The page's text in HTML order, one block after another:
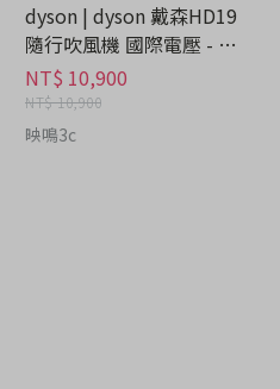
dyson | dyson 戴森HD19
隨行吹風機 國際電壓 - 家
電分期
NT$ 10,900
NT$ 10,900
映鳴3c